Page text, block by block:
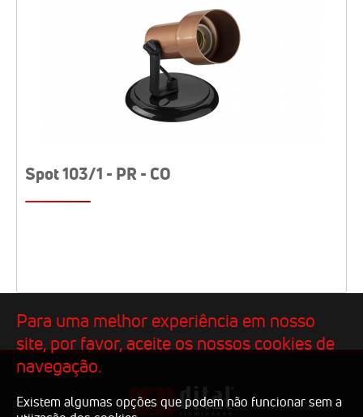
Spot 103/1 - PR - CO
Para uma melhor experiência em nosso
site, por favor, aceite os nossos cookies de
navegação.
Existem algumas opções que podem não funcionar sem a